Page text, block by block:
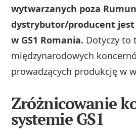
wytwarzanych poza
dystrybutor/producent
w GS1 Romania. Dotyczy to
międzynarodowych
prowadzących produkcję w
Zróżnicowanie
systemie GS1